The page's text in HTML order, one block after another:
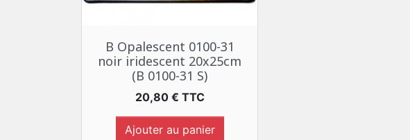
Aperçu rapide
B Opalescent 0100-31
noir iridescent 20x25cm
(B 0100-31 S)
Prix
20,80 € TTC
Ajouter au panier